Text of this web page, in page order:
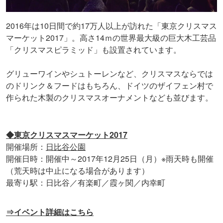
2016年は10日間で約17万人以上が訪れた「東京クリスマス
マーケット2017」。高さ14ｍの世界最大級の巨大木工芸品
「クリスマスピラミッド」も設置されています。
グリューワインやシュトーレンなど、クリスマスならでは
のドリンク＆フードはもちろん、ドイツのザイフェン村で
作られた木製のクリスマスオーナメントなども並びます。
◆東京クリスマスマーケット2017
開催場所： 日比谷公園
開催日時：開催中～2017年12月25日（月）※雨天時も開催
（荒天時は中止になる場合があります）
最寄り駅：日比谷／有楽町／霞ヶ関／内幸町
⇒イベント詳細はこちら